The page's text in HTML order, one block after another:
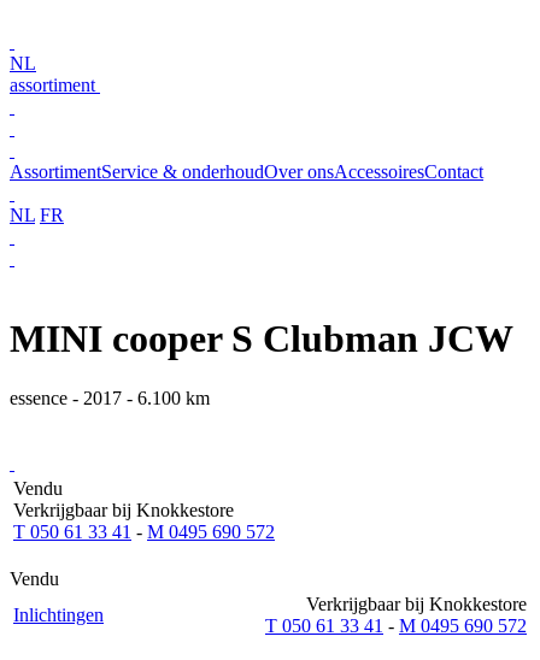
NL
assortiment
AssortimentService & onderhoudOver onsAccessoiresContact
NL FR
MINI cooper S Clubman JCW
essence - 2017 - 6.100 km
Vendu
Verkrijgbaar bij Knokkestore
T 050 61 33 41 - M 0495 690 572
Vendu
Inlichtingen
Verkrijgbaar bij Knokkestore
T 050 61 33 41 - M 0495 690 572